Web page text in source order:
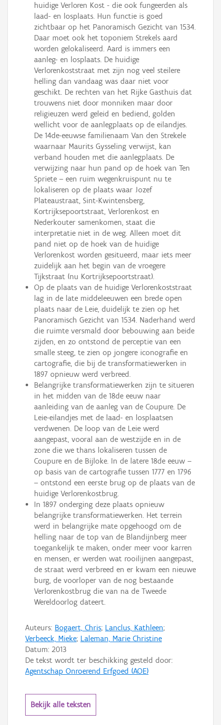
huidige Verloren Kost - die ook fungeerden als
laad- en losplaats. Hun functie is goed
zichtbaar op het Panoramisch Gezicht van 1534.
Daar moet ook het toponiem Strekels aard
worden gelokaliseerd. Aard is immers een
aanleg- en losplaats. De huidige
Verlorenkoststraat met zijn nog veel steilere
helling dan vandaag was daar niet voor
geschikt. De rechten van het Rijke Gasthuis dat
trouwens niet door monniken maar door
religieuzen werd geleid en bediend, golden
wellicht voor de aanlegplaats op de eilandjes.
De 14de-eeuwse familienaam Van den Strekele
waarnaar Maurits Gysseling verwijst, kan
verband houden met die aanlegplaats. De
verwijzing naar hun pand op de hoek van Ten
Spriete – een ruim wegenkruispunt nu te
lokaliseren op de plaats waar Jozef
Plateaustraat, Sint-Kwintensberg,
Kortrijksepoortstraat, Verlorenkost en
Nederkouter samenkomen, staat die
interpretatie niet in de weg. Alleen moet dit
pand niet op de hoek van de huidige
Verlorenkost worden gesitueerd, maar iets meer
zuidelijk aan het begin van de vroegere
Tijkstraat (nu Kortrijksepoortstraat).
Op de plaats van de huidige Verlorenkoststraat
lag in de late middeleeuwen een brede open
plaats naar de Leie, duidelijk te zien op het
Panoramisch Gezicht van 1534. Naderhand werd
die ruimte versmald door bebouwing aan beide
zijden, en zo ontstond de perceptie van een
smalle steeg, te zien op jongere iconografie en
cartografie, die bij de transformatiewerken in
1897 opnieuw werd verbreed.
Belangrijke transformatiewerken zijn te situeren
in het midden van de 18de eeuw naar
aanleiding van de aanleg van de Coupure. De
Leie-eilandjes met de laad- en losplaatsen
verdwenen. De loop van de Leie werd
aangepast, vooral aan de westzijde en in de
zone die we thans lokaliseren tussen de
Coupure en de Bijloke. In de latere 18de eeuw –
op basis van de cartografie tussen 1777 en 1796
– ontstond een eerste brug op de plaats van de
huidige Verlorenkostbrug.
In 1897 onderging deze plaats opnieuw
belangrijke transformatiewerken. Het terrein
werd in belangrijke mate opgehoogd om de
helling naar de top van de Blandijnberg meer
toegankelijk te maken, onder meer voor karren
en mensen, er werden wat rooilijnen aangepast,
de straat werd verbreed en er kwam een nieuwe
burg, de voorloper van de nog bestaande
Verlorenkostbrug die van na de Tweede
Wereldoorlog dateert.
Auteurs: Bogaert, Chris; Lanclus, Kathleen;
Verbeeck, Mieke; Laleman, Marie Christine
Datum: 2013
De tekst wordt ter beschikking gesteld door:
Agentschap Onroerend Erfgoed (AOE)
Bekijk alle teksten